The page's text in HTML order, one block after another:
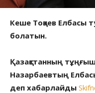
Кеше Тоқаев Елбасы
болатын.
Қазақстанның
Назарбаевтың
деп хабарлайды